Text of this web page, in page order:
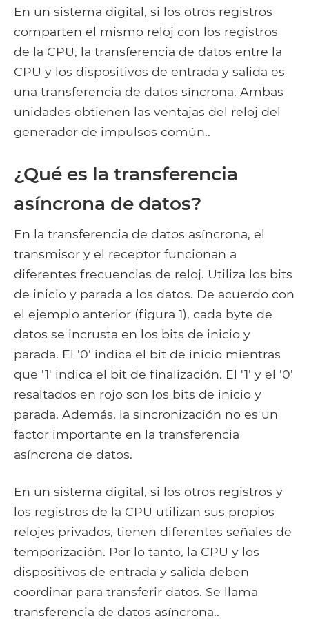
En un sistema digital, si los otros registros
comparten el mismo reloj con los registros
de la CPU, la transferencia de datos entre la
CPU y los dispositivos de entrada y salida es
una transferencia de datos síncrona. Ambas
unidades obtienen las ventajas del reloj del
generador de impulsos común..
¿Qué es la transferencia
asíncrona de datos?
En la transferencia de datos asíncrona, el
transmisor y el receptor funcionan a
diferentes frecuencias de reloj. Utiliza los bits
de inicio y parada a los datos. De acuerdo con
el ejemplo anterior (figura 1), cada byte de
datos se incrusta en los bits de inicio y
parada. El '0' indica el bit de inicio mientras
que '1' indica el bit de finalización. El '1' y el '0'
resaltados en rojo son los bits de inicio y
parada. Además, la sincronización no es un
factor importante en la transferencia
asíncrona de datos.
En un sistema digital, si los otros registros y
los registros de la CPU utilizan sus propios
relojes privados, tienen diferentes señales de
temporización. Por lo tanto, la CPU y los
dispositivos de entrada y salida deben
coordinar para transferir datos. Se llama
transferencia de datos asíncrona..